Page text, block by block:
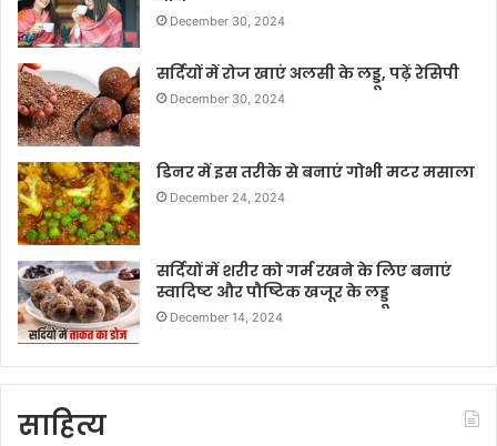
December 30, 2024
सर्दियों में रोज खाएं अलसी के लड्डू, पढ़ें रेसिपी
December 30, 2024
डिनर में इस तरीके से बनाएं गोभी मटर मसाला
December 24, 2024
सर्दियों में शरीर को गर्म रखने के लिए बनाएं
स्वादिष्ट और पौष्टिक खजूर के लड्डू
December 14, 2024
साहित्य